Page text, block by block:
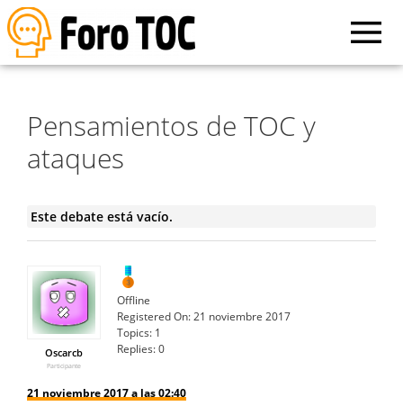
Pensamientos de TOC y
ataques
Este debate está vacío.
Oscarcb
Participante
Offline
Registered On:21 noviembre 2017
Topics: 1
Replies:0
21 noviembre 2017 a las 02:40